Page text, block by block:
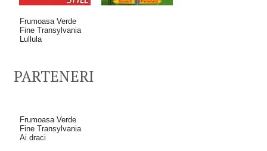
Frumoasa Verde
Fine Transylvania
Lullula
PARTENERI
Frumoasa Verde
Fine Transylvania
Ai draci